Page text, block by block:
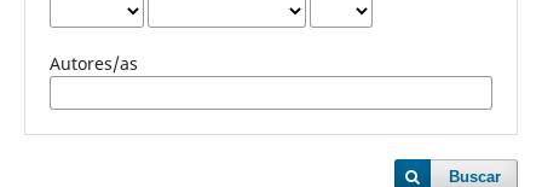
Autores/as
Buscar